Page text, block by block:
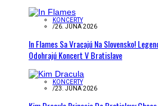
KONCERTY
/26. JÚNA 2026
In Flames Sa Vracajú Na Slovensko!
Odohrajú Koncert V Bratislave
KONCERTY
/23. JÚNA 2026